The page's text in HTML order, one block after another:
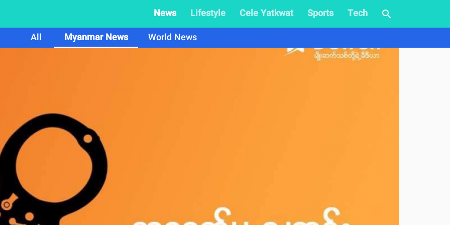
News Lifestyle Cele Yatkwat Sports
Tech
All
Myanmar News World News